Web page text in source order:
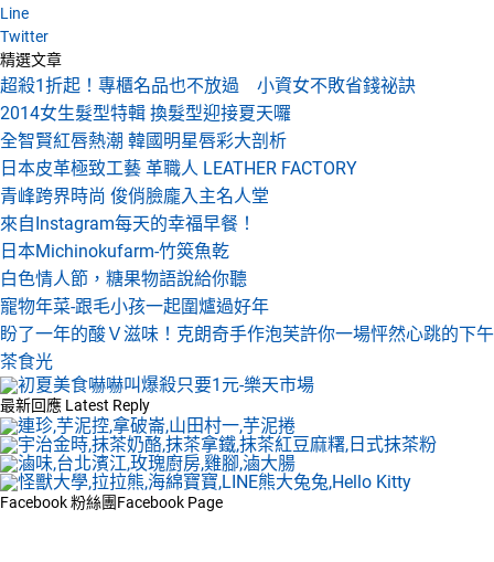
Line
Twitter
精選文章
超殺1折起！專櫃名品也不放過 小資女不敗省錢祕訣
2014女生髮型特輯 換髮型迎接夏天囉
全智賢紅唇熱潮 韓國明星唇彩大剖析
日本皮革極致工藝 革職人 LEATHER FACTORY
青峰跨界時尚 俊俏臉龐入主名人堂
來自Instagram每天的幸福早餐！
日本Michinokufarm-竹筴魚乾
白色情人節，糖果物語說給你聽
寵物年菜-跟毛小孩一起圍爐過好年
盼了一年的酸Ｖ滋味！克朗奇手作泡芙許你一場怦然心跳的下午
茶食光
最新回應 Latest Reply
Facebook 粉絲團Facebook Page